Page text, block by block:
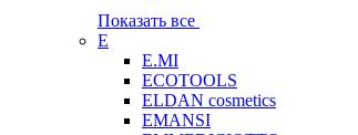
Показать все
E
E.MI
ECOTOOLS
ELDAN cosmetics
EMANSI